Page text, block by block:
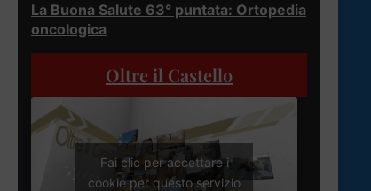
La Buona Salute 63° puntata: Ortopedia
oncologica
Oltre il Castello
Fai clic per accettare i
cookie per questo servizio